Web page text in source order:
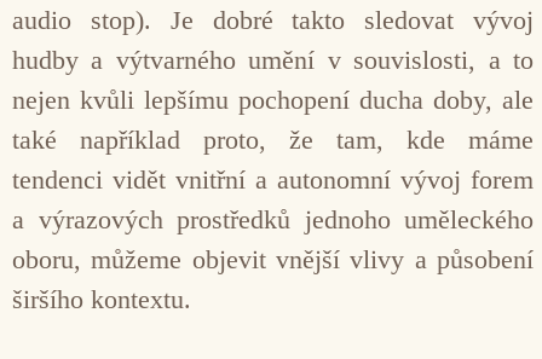
audio stop). Je dobré takto sledovat vývoj
hudby a výtvarného umění v souvislosti, a to
nejen kvůli lepšímu pochopení ducha doby, ale
také například proto, že tam, kde máme
tendenci vidět vnitřní a autonomní vývoj forem
a výrazových prostředků jednoho uměleckého
oboru, můžeme objevit vnější vlivy a působení
širšího kontextu.